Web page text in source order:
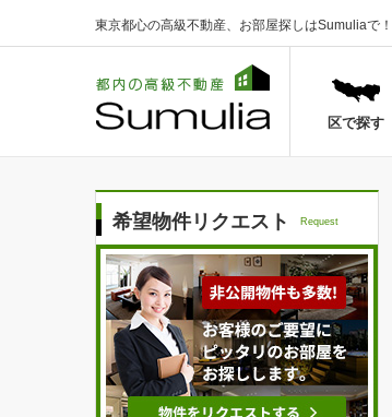
東京都心の高級不動産、お部屋探しはSumuliaで！
区で探す
希望物件リクエスト Request